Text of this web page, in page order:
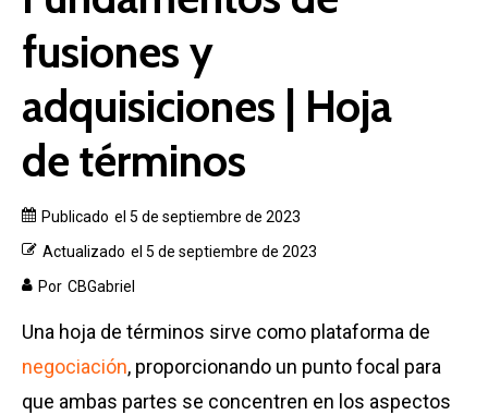
fusiones y
adquisiciones | Hoja
de términos
Publicado el 5 de septiembre de 2023
Actualizado el 5 de septiembre de 2023
Por CBGabriel
Una hoja de términos sirve como plataforma de
negociación, proporcionando un punto focal para
que ambas partes se concentren en los aspectos